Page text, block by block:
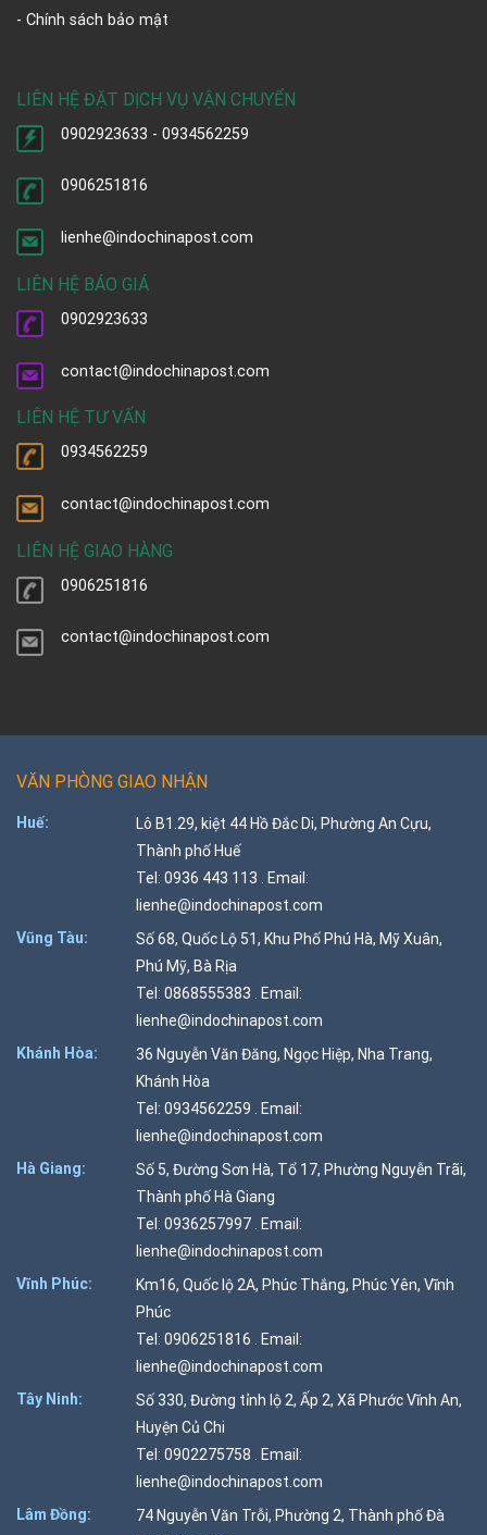
- Chính sách bảo mật
LIÊN HỆ ĐẶT DỊCH VỤ VẬN CHUYỂN
0902923633 - 0934562259
0906251816
lienhe@indochinapost.com
LIÊN HỆ BÁO GIÁ
0902923633
contact@indochinapost.com
LIÊN HỆ TƯ VẤN
0934562259
contact@indochinapost.com
LIÊN HỆ GIAO HÀNG
0906251816
contact@indochinapost.com
VĂN PHÒNG GIAO NHẬN
Huế:
Lô B1.29, kiệt 44 Hồ Đắc Di, Phường An Cựu,
Thành phố Huế
Tel: 0936 443 113 . Email:
lienhe@indochinapost.com
Vũng Tàu:
Số 68, Quốc Lộ 51, Khu Phố Phú Hà, Mỹ Xuân,
Phú Mỹ, Bà Rịa
Tel: 0868555383 . Email:
lienhe@indochinapost.com
Khánh Hòa:
36 Nguyễn Văn Đăng, Ngọc Hiệp, Nha Trang,
Khánh Hòa
Tel: 0934562259 . Email:
lienhe@indochinapost.com
Hà Giang:
Số 5, Đường Sơn Hà, Tổ 17, Phường Nguyễn Trãi,
Thành phố Hà Giang
Tel: 0936257997 . Email:
lienhe@indochinapost.com
Vĩnh Phúc:
Km16, Quốc lộ 2A, Phúc Thắng, Phúc Yên, Vĩnh
Phúc
Tel: 0906251816 . Email:
lienhe@indochinapost.com
Tây Ninh:
Số 330, Đường tỉnh lộ 2, Ấp 2, Xã Phước Vĩnh An,
Huyện Củ Chi
Tel: 0902275758 . Email:
lienhe@indochinapost.com
Lâm Đồng:
74 Nguyễn Văn Trỗi, Phường 2, Thành phố Đà